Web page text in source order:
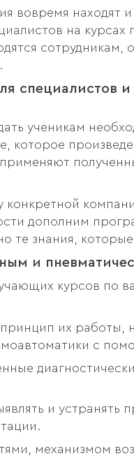
вовремя находят
на курсах
сотрудникам,
специалистов и
ученикам
которое
дополним
те знания,
и
курсов по
их работы,
с
и устранять
механизмом